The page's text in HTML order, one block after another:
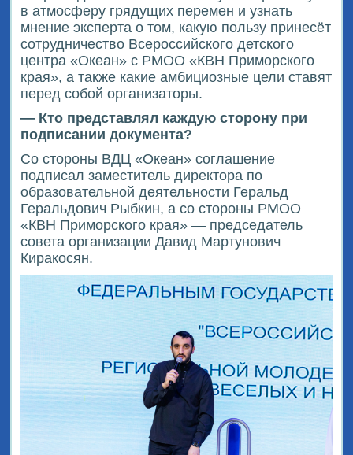
в атмосферу грядущих перемен и узнать
мнение эксперта о том, какую пользу принесёт
сотрудничество Всероссийского детского
центра «Океан» с РМОО «КВН Приморского
края», а также какие амбициозные цели ставят
перед собой организаторы.
— Кто представлял каждую сторону при
подписании документа?
Со стороны ВДЦ «Океан» соглашение
подписал заместитель директора по
образовательной деятельности Геральд
Геральдович Рыбкин, а со стороны РМОО
«КВН Приморского края» — председатель
совета организации Давид Мартунович
Киракосян.